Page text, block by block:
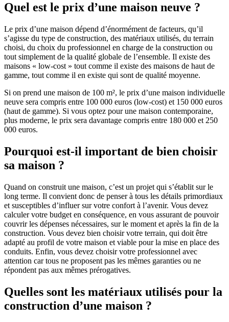
Quel est le prix d’une maison neuve ?
Le prix d’une maison dépend d’énormément de facteurs, qu’il
s’agisse du type de construction, des matériaux utilisés, du terrain
choisi, du choix du professionnel en charge de la construction ou
tout simplement de la qualité globale de l’ensemble. Il existe des
maisons « low-cost » tout comme il existe des maisons de haut de
gamme, tout comme il en existe qui sont de qualité moyenne.
Si on prend une maison de 100 m², le prix d’une maison individuelle
neuve sera compris entre 100 000 euros (low-cost) et 150 000 euros
(haut de gamme). Si vous optez pour une maison contemporaine,
plus moderne, le prix sera davantage compris entre 180 000 et 250
000 euros.
Pourquoi est-il important de bien choisir
sa maison ?
Quand on construit une maison, c’est un projet qui s’établit sur le
long terme. Il convient donc de penser à tous les détails primordiaux
et susceptibles d’influer sur votre confort à l’avenir. Vous devez
calculer votre budget en conséquence, en vous assurant de pouvoir
couvrir les dépenses nécessaires, sur le moment et après la fin de la
construction. Vous devez bien choisir votre terrain, qui doit être
adapté au profil de votre maison et viable pour la mise en place des
conduits. Enfin, vous devez choisir votre professionnel avec
attention car tous ne proposent pas les mêmes garanties ou ne
répondent pas aux mêmes prérogatives.
Quelles sont les matériaux utilisés pour la
construction d’une maison ?